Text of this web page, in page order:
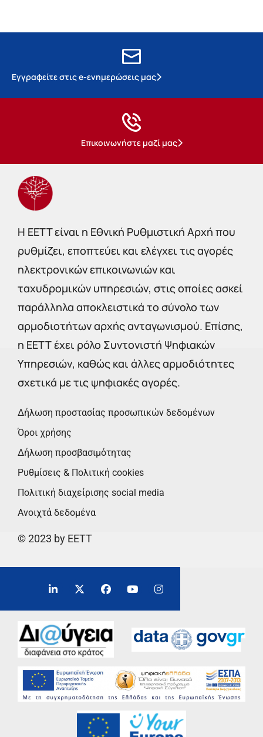
Εγγραφείτε στις e-ενημερώσεις μας
Επικοινωνήστε μαζί μας
Η EETT είναι η Εθνική Ρυθμιστική Αρχή που
ρυθμίζει, εποπτεύει και ελέγχει τις αγορές
ηλεκτρονικών επικοινωνιών και
ταχυδρομικών υπηρεσιών, στις οποίες ασκεί
παράλληλα αποκλειστικά το σύνολο των
αρμοδιοτήτων αρχής ανταγωνισμού. Επίσης,
η ΕΕΤΤ έχει ρόλο Συντονιστή Ψηφιακών
Υπηρεσιών, καθώς και άλλες αρμοδιότητες
σχετικά με τις ψηφιακές αγορές.
Δήλωση προστασίας προσωπικών δεδομένων
Όροι χρήσης
Δήλωση προσβασιμότητας
Ρυθμίσεις & Πολιτική cookies
Πολιτική διαχείρισης social media
Ανοιχτά δεδομένα
© 2023 by EETT